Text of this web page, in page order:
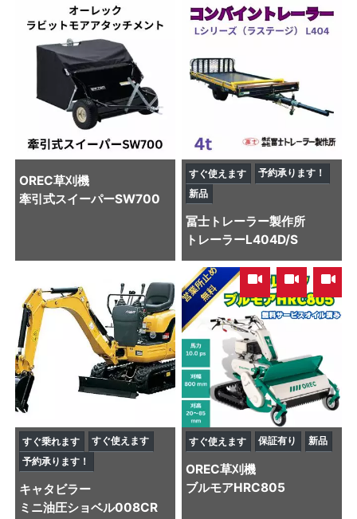
OREC草刈機
牽引式スイーパーSW700
すぐ使えます
予約承ります！
新品
冨士トレーラー製作所
トレーラーL404D/S
すぐ乗れます
すぐ使えます
予約承ります！
キャタビラー
ミニ油圧ショベル008CR
, ,
すぐ使えます 保証有り 新品
OREC草刈機
ブルモアHRC805